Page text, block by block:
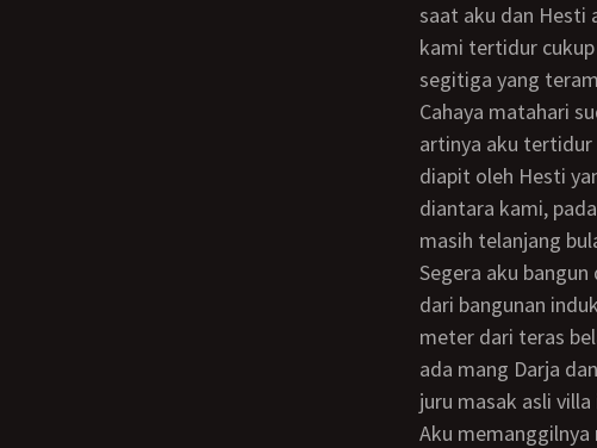
saat aku dan Hesti
kami tertidur
segitiga yang
Cahaya matahari sudah tak tampak saat kami terbangun, ternyata sudah pukul 20.00,
artinya aku tertidur
diapit oleh Hesti
diantara kami,
masih telanjang
Segera aku bangun dan menuju bagian belakang villa, disitu ada dapur yang terpisah
dari bangunan
meter dari teras
ada mang Darja
juru masak asli villa
Aku memanggilnya mbak Anah karena usianya lebih tua dariku, aku tak mau